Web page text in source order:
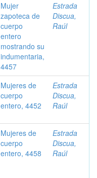
Mujer
zapoteca de
cuerpo
entero
mostrando su
indumentaria,
4457
Estrada
Discua,
Raúl
Mujeres de
cuerpo
entero, 4452
Estrada
Discua,
Raúl
Mujeres de
cuerpo
entero, 4458
Estrada
Discua,
Raúl